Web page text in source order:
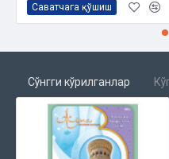
Саватчага қўшиш
Сўнгги кўрилганлар